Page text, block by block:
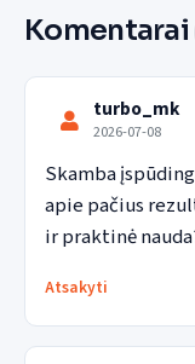
Komentarai
turbo_mk
2026-07-08
Skamba
apie pačius
ir praktinė
Atsakyti